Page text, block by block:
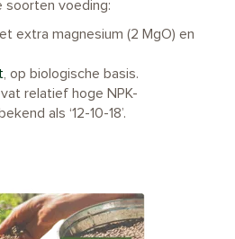
soorten voeding:
extra magnesium (2 MgO) en
, op biologische basis.
relatief hoge NPK-
als ‘12-10-18’.